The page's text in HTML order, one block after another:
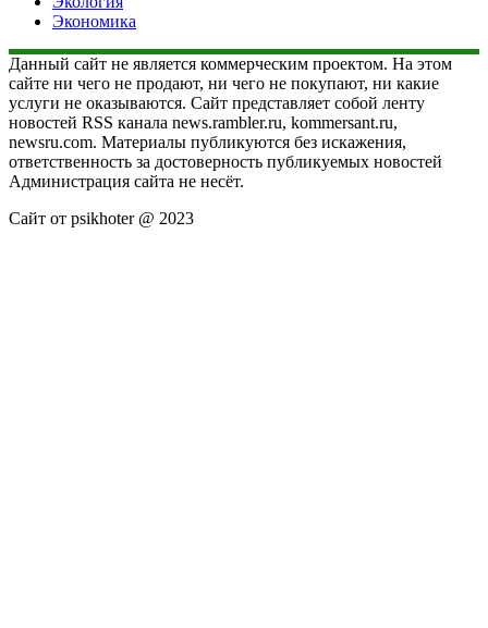
Экономика
Данный сайт не является коммерческим проектом. На этом
сайте ни чего не продают, ни чего не покупают, ни какие
услуги не оказываются. Сайт представляет собой ленту
новостей RSS канала news.rambler.ru, kommersant.ru,
newsru.com. Материалы публикуются без искажения,
ответственность за достоверность публикуемых новостей
Администрация сайта не несёт.
Сайт от psikhoter @ 2023